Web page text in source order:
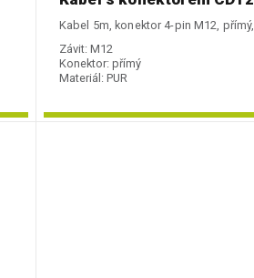
Kabel 5m, konektor 4-pin M12, přímý,
Závit: M12
Konektor: přímý
Materiál: PUR